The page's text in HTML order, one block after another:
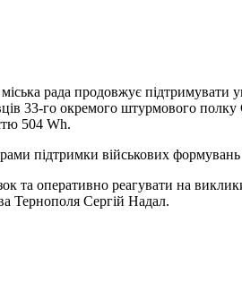
рада продовжує підтримувати
33-го окремого штурмового
504 Wh.
підтримки військових
та оперативно реагувати на
Тернополя Сергій Надал.